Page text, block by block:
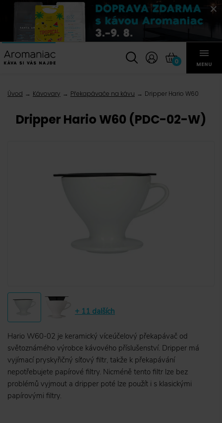
0 MENU
Úvod Kávovary Překapávače na kávu Dripper Hario W60
Dripper Hario W60 (PDC-02-W)
+ 11 dalších
Hario W60-02 je keramický víceúčelový překapávač od
světoznámého výrobce kávového příslušenství. Dripper má
vyjímací pryskyřičný síťový filtr, takže k překapávání
nepotřebujete papírové filtry. Nicméně tento filtr lze bez
problémů vyjmout a dripper poté lze použít i s klasickými
papírovými filtry.